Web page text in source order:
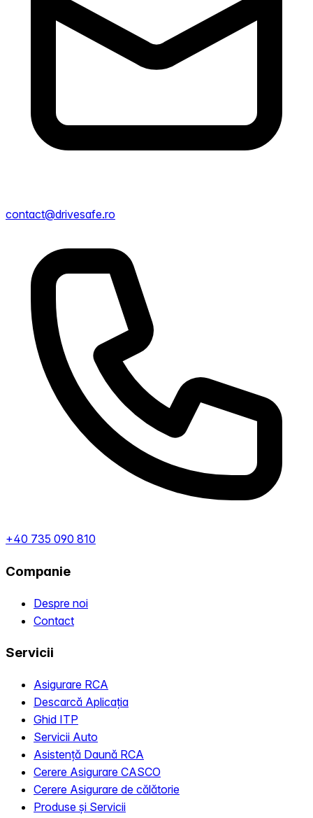
contact@drivesafe.ro
+40 735 090 810
Companie
Despre noi
Contact
Servicii
Asigurare RCA
Descarcă Aplicația
Ghid ITP
Servicii Auto
Asistență Daună RCA
Cerere Asigurare CASCO
Cerere Asigurare de călătorie
Produse și Servicii